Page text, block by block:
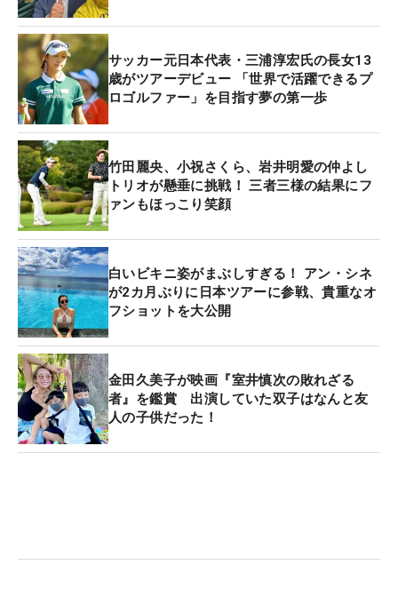
サッカー元日本代表・三浦淳宏氏の長女13
歳がツアーデビュー 「世界で活躍できるプ
ロゴルファー」を目指す夢の第一歩
竹田麗央、小祝さくら、岩井明愛の仲よし
トリオが懸垂に挑戦！ 三者三様の結果にフ
ァンもほっこり笑顔
白いビキニ姿がまぶしすぎる！ アン・シネ
が2カ月ぶりに日本ツアーに参戦、貴重なオ
フショットを大公開
金田久美子が映画『室井慎次の敗れざる
者』を鑑賞 出演していた双子はなんと友
人の子供だった！